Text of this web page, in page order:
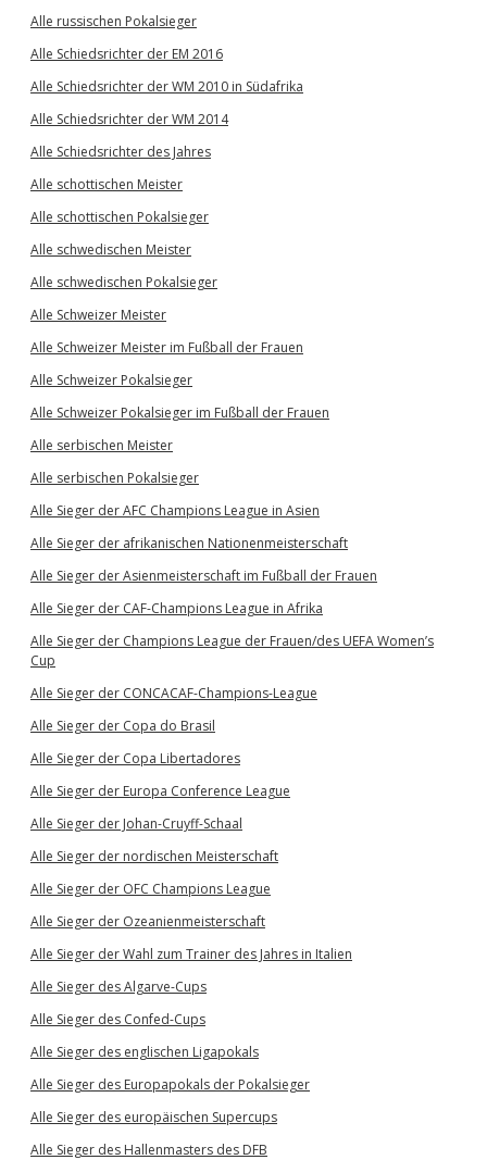
Alle russischen Pokalsieger
Alle Schiedsrichter der EM 2016
Alle Schiedsrichter der WM 2010 in Südafrika
Alle Schiedsrichter der WM 2014
Alle Schiedsrichter des Jahres
Alle schottischen Meister
Alle schottischen Pokalsieger
Alle schwedischen Meister
Alle schwedischen Pokalsieger
Alle Schweizer Meister
Alle Schweizer Meister im Fußball der Frauen
Alle Schweizer Pokalsieger
Alle Schweizer Pokalsieger im Fußball der Frauen
Alle serbischen Meister
Alle serbischen Pokalsieger
Alle Sieger der AFC Champions League in Asien
Alle Sieger der afrikanischen Nationenmeisterschaft
Alle Sieger der Asienmeisterschaft im Fußball der Frauen
Alle Sieger der CAF-Champions League in Afrika
Alle Sieger der Champions League der Frauen/des UEFA Women’s
Cup
Alle Sieger der CONCACAF-Champions-League
Alle Sieger der Copa do Brasil
Alle Sieger der Copa Libertadores
Alle Sieger der Europa Conference League
Alle Sieger der Johan-Cruyff-Schaal
Alle Sieger der nordischen Meisterschaft
Alle Sieger der OFC Champions League
Alle Sieger der Ozeanienmeisterschaft
Alle Sieger der Wahl zum Trainer des Jahres in Italien
Alle Sieger des Algarve-Cups
Alle Sieger des Confed-Cups
Alle Sieger des englischen Ligapokals
Alle Sieger des Europapokals der Pokalsieger
Alle Sieger des europäischen Supercups
Alle Sieger des Hallenmasters des DFB